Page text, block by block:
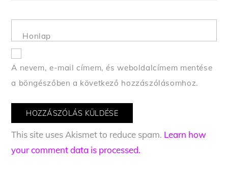
Honlap
A nevem, e-mail címem, és weboldalcímem mentése
a böngészőben a következő hozzászólásomhoz.
This site uses Akismet to reduce spam. Learn how
your comment data is processed.